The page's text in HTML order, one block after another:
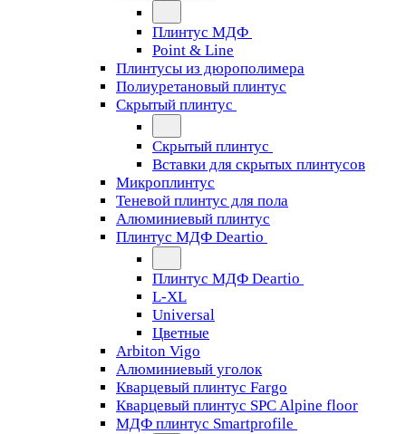
Плинтус МДФ
Point & Line
Плинтусы из дюрополимера
Полиуретановый плинтус
Скрытый плинтус
Скрытый плинтус
Вставки для скрытых плинтусов
Микроплинтус
Теневой плинтус для пола
Алюминиевый плинтус
Плинтус МДФ Deartio
Плинтус МДФ Deartio
L-XL
Universal
Цветные
Arbiton Vigo
Алюминиевый уголок
Кварцевый плинтус Fargo
Кварцевый плинтус SPC Alpine floor
МДФ плинтус Smartprofile